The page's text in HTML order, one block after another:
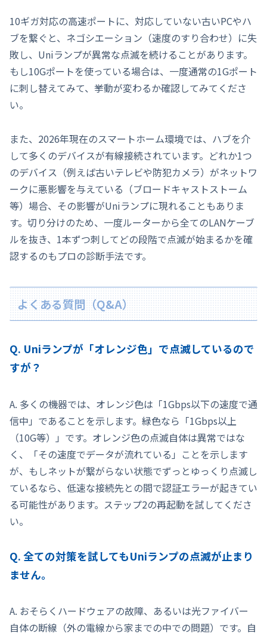
10ギガ対応の高速ポートに、対応していない古いPCやハ
ブを繋ぐと、ネゴシエーション（速度のすり合わせ）に失
敗し、Uniランプが異常な点滅を続けることがあります。
もし10Gポートを使っている場合は、一度通常の1Gポート
に刺し替えてみて、挙動が変わるか確認してみてくださ
い。
また、2026年現在のスマートホーム環境では、ハブを介
して多くのデバイスが有線接続されています。どれか1つ
のデバイス（例えば古いテレビや防犯カメラ）がネットワ
ークに悪影響を与えている（ブロードキャストストーム
等）場合、その影響がUniランプに現れることもありま
す。切り分けのため、一度ルーターから全てのLANケーブ
ルを抜き、1本ずつ刺してどの段階で点滅が始まるかを確
認するのもプロの診断手法です。
よくある質問（Q&A）
Q. Uniランプが「オレンジ色」で点滅しているので
すが？
A. 多くの機器では、オレンジ色は「1Gbps以下の速度で通
信中」であることを示します。緑色なら「1Gbps以上
（10G等）」です。オレンジ色の点滅自体は異常ではな
く、「その速度でデータが流れている」ことを示します
が、もしネットが繋がらない状態でずっとゆっくり点滅し
ているなら、低速な接続先との間で認証エラーが起きてい
る可能性があります。ステップ2の再起動を試してくださ
い。
Q. 全ての対策を試してもUniランプの点滅が止まり
ません。
A. おそらくハードウェアの故障、あるいは光ファイバー
自体の断線（外の電線から家までの中での問題）です。自